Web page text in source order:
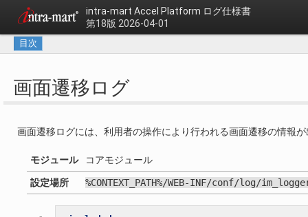
intra-mart Accel Platform ログ仕様書
第18版 2026-04-01
目次
画面遷移ログ
画面遷移ログには、利用者の操作により行われる画面遷移の情報
モジュール コアモジュール
設定場所 %CONTEXT_PATH%/WEB-INF/conf/log/